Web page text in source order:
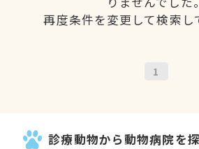
再度条件を変更して検索し
1
診療動物から動物病院を